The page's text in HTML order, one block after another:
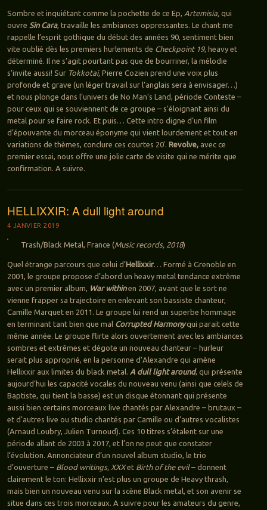
Sombre et inquiétant comme la pochette de ce Ep, Artemisia, qui
ouvre Sin Cara, travaille les ambiances oppressantes. Le chant me
rappelle l’esprit gothique du début des années 90, sentiment bien
vite oublié dès les premiers hurlements de Checkpoint 19, heavy et
déterminé. Il ne s’agit pourtant pas que de bourriner, la mélodie
s’invite aussi! Sur Tokkotai, Pierre Cozien prend une voix plus
profonde et grave (un léger travail sur l’anglais sera à envisager…)
et nous plonge dans l’univers de No Man’s Land, période Conteste –
pour ceux qui se souviennent de ce groupe – s’éloignant ainsi du
metal pour se faire rock. Et puis… Cette intro digne d’un film
d’épouvante du morceau éponyme qui vient lourdement et tout en
variations de thèmes, conclure ces courtes 20′. Revolve,avec ce
premier essai, nous offre une jolie carte de visite qui ne mérite que
confirmation. A suivre.
HELLIXXIR: A dull light around
4 JANVIER 2019
Trash/Black Metal, France (Music records, 2018)
Quel étrange parcours que celui d’Hellixxir… Formé à Grenoble en
2001, le groupe propose d’abord un heavy metal tendance extrême
avec un premier album, War withinen 2007, avant que le sort ne
vienne frapper sa trajectoire en enlevant son bassiste chanteur,
Camille Marquet en 2011. Le groupe lui rend un superbe hommage
en terminant tant bien que mal Corrupted Harmonyqui parait cette
même année. Le groupe flirte alors ouvertement avec les ambiances
sombres et extrêmes et dégote un nouveau chanteur – hurleur
serait plus approprié, en la personne d’Alexandre qui amène
Hellixxir aux limites du black metal. A dull light around, qui présente
aujourd’hui les capacité vocales du nouveau venu (ainsi que celels de
Baptiste, qui tient la basse) est un disque étonnant qui présente
aussi bien certains morceaux live chantés par Alexandre – brutaux –
et d’autres live ou studio chantés par Camille ou d’autres vocalistes
(Arnaud Loubry, Julien Turnoud). Ces 10 titres s’étalent sur une
période allant de 2003 à 2017, et l’on ne peut que constater
l’évolution. Annonciateur d’un nouvel album studio, le trio
d’ouverture – Blood writings, XXXetBirth of the evil– donnent
clairement le ton: Hellixxir n’est plus un groupe de Heavy thrash,
mais bien un nouveau venu sur la scène Black metal, et son avenir se
situe dans ces trois morceaux. A suivre pour les amateurs du genre,